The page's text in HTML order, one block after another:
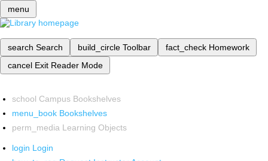
menu
search Search build_circle Toolbar fact_check Homework
cancel Exit Reader Mode
school Campus Bookshelves
menu_book Bookshelves
perm_media Learning Objects
login Login